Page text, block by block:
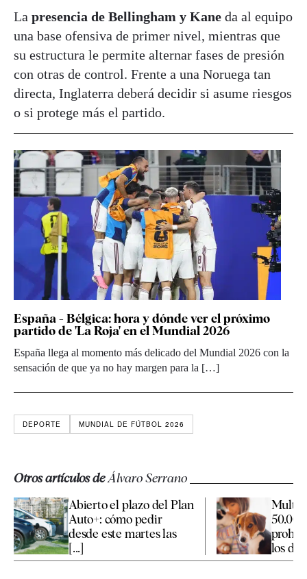
La presencia de Bellingham y Kane da al equipo
una base ofensiva de primer nivel, mientras que
su estructura le permite alternar fases de presión
con otras de control. Frente a una Noruega tan
directa, Inglaterra deberá decidir si asume riesgos
o si protege más el partido.
España - Bélgica: hora y dónde ver el próximo
partido de 'La Roja' en el Mundial 2026
España llega al momento más delicado del Mundial 2026 con la
sensación de que ya no hay margen para la […]
DEPORTE MUNDIAL DE FÚTBOL 2026
Otros artículos deÁlvaro Serrano
Abierto el plazo del Plan
Auto+: cómo pedir
desde este martes las
[...]
los